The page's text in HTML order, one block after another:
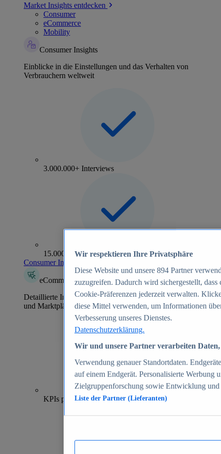
Market Insights entdecken
Consumer
eCommerce
Mobility
Consumer Insights
Einblicke in die Einstellungen und das Verhalten von
Verbrauchern weltweit
3.000.000+ Interviews
15.000+ Marken
Consumer Insights entdecken
eCommerce Insights
Detaillierte Informationen zu mehr als 39.000 Online-Shops
und Marktplätzen
70+
KPIs pro Shop
Wir respektieren Ihre Privatsphäre
Diese Website und unsere 894 Partner
zuzugreifen. Dadurch wird sichergestellt,
Cookie-Präferenzen jederzeit verwalten.
diese Mittel verwenden, um Informationen
Verbesserung unseres Dienstes.
Datenschutzerklärung.
Wir und unsere Partner verarbeiten
Verwendung genauer Standortdaten.
auf einem Endgerät. Personalisierte Werbung
Zielgruppenforschung sowie Entwicklung
Liste der Partner (Lieferanten)